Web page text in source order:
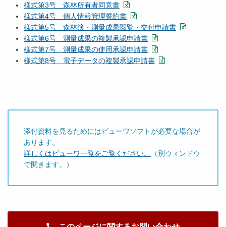
様式第3号 森林所有者同意書
様式第4号 個人情報管理誓約書
様式第5号 森林簿・測量成果閲覧・交付申請書
様式第6号 測量成果の複製承認申請書
様式第7号 測量成果の使用承認申請書
様式第8号 電子データの複製承認申請書
添付資料を見るためにはビューワソフトが必要な場合が
あります。
詳しくはビューワ一覧をご覧ください。
（別ウィンドウ
で開きます。）